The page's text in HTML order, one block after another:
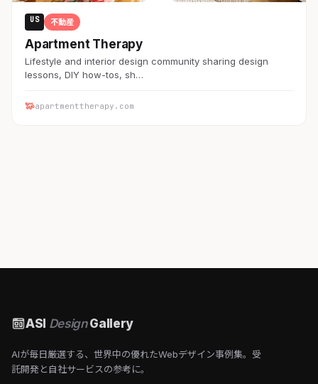
US 不動産
Apartment Therapy
Lifestyle and interior design community sharing design
lessons, DIY how-tos, sh…
apartmenttherapy.com
ASI DesignGallery
AIが毎日厳選する、世界中の優れたWebデザイン事例集。受
託開発と自社サービスの参考に。